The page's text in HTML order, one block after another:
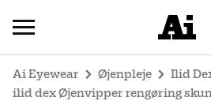
Ai Eyewear Øjenpleje
Ilid
ilid dex Øjenvipper rengøring